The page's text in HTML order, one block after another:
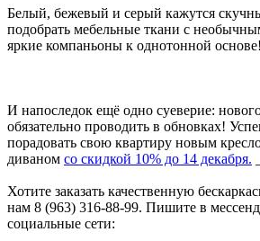
Белый, бежевый и серый кажутся
подобрать мебельные ткани с
яркие компаньоны к однотонной основе!
И напоследок ещё одно суеверие:
обязательно проводить в обновках!
порадовать свою квартиру новым
диваном со скидкой 10% до 14 декабря.
Хотите заказать качественную
нам 8 (963) 316-88-99. Пишите в
социальные сети: